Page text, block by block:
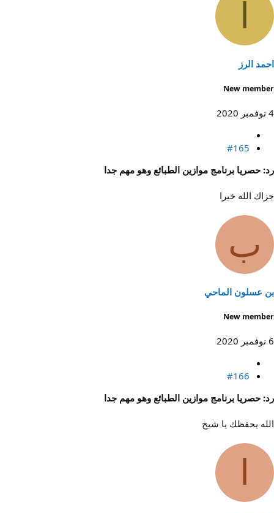
احمد الرز
New member
4 نوفمبر 2020
#165
رد: حصريا برنامج موازين الطبائع وهو مهم جدا
جزاك الله خيرا
ب
بن عسلون الماحي
New member
6 نوفمبر 2020
#166
رد: حصريا برنامج موازين الطبائع وهو مهم جدا
الله يحفظك يا شيخ